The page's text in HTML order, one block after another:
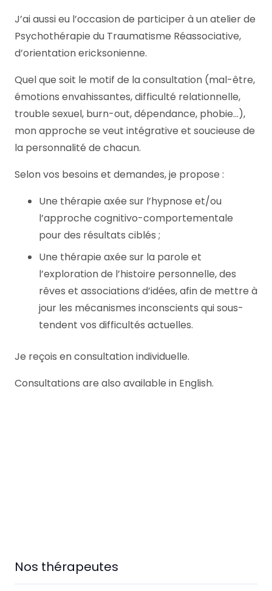
J’ai aussi eu l’occasion de participer à un atelier de
Psychothérapie du Traumatisme Réassociative,
d’orientation ericksonienne.
Quel que soit le motif de la consultation (mal-être,
émotions envahissantes, difficulté relationnelle,
trouble sexuel, burn-out, dépendance, phobie…),
mon approche se veut intégrative et soucieuse de
la personnalité de chacun.
Selon vos besoins et demandes, je propose :
Une thérapie axée sur l’hypnose et/ou
l’approche cognitivo-comportementale
pour des résultats ciblés ;
Une thérapie axée sur la parole et
l’exploration de l’histoire personnelle, des
rêves et associations d’idées, afin de mettre à
jour les mécanismes inconscients qui sous-
tendent vos difficultés actuelles.
Je reçois en consultation individuelle.
Consultations are also available in English.
Nos thérapeutes